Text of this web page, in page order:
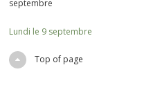
septembre
Lundi le 9 septembre
Top of page